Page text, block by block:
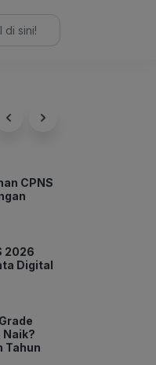
CPNS
2026
Digital
Naik?
Tahun